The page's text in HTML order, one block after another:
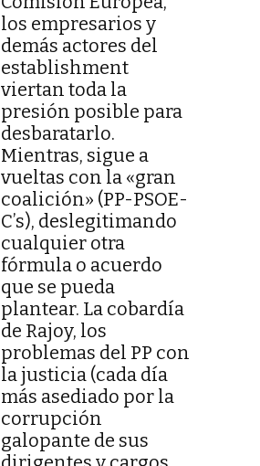
los empresarios y
demás actores del
establishment
viertan toda la
presión posible para
desbaratarlo.
Mientras, sigue a
vueltas con la «gran
coalición» (PP-PSOE-
C’s), deslegitimando
cualquier otra
fórmula o acuerdo
que se pueda
plantear. La cobardía
de Rajoy, los
problemas del PP con
la justicia (cada día
más asediado por la
corrupción
galopante de sus